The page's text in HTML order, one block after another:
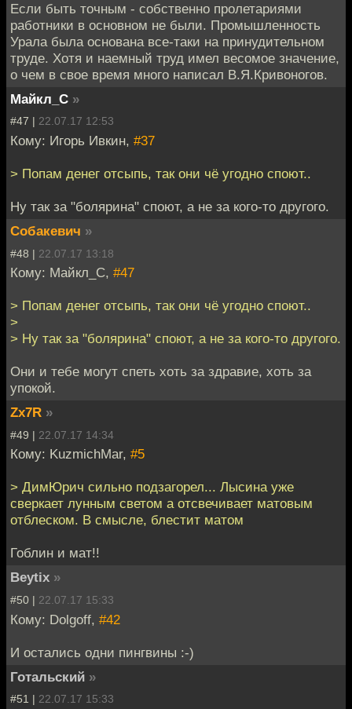
Если быть точным - собственно пролетариями
работники в основном не были. Промышленность
Урала была основана все-таки на принудительном
труде. Хотя и наемный труд имел весомое значение,
о чем в свое время много написал В.Я.Кривоногов.
Майкл_С »
#47 | 22.07.17 12:53
Кому: Игорь Ивкин, #37
> Попам денег отсыпь, так они чё угодно споют..
Ну так за "болярина" споют, а не за кого-то другого.
Собакевич »
#48 | 22.07.17 13:18
Кому: Майкл_С, #47
> Попам денег отсыпь, так они чё угодно споют..
>
> Ну так за "болярина" споют, а не за кого-то другого.
Они и тебе могут спеть хоть за здравие, хоть за
упокой.
Zx7R »
#49 | 22.07.17 14:34
Кому: KuzmichMar, #5
> ДимЮрич сильно подзагорел... Лысина уже
сверкает лунным светом а отсвечивает матовым
отблеском. В смысле, блестит матом
Гоблин и мат!!
Beytix »
#50 | 22.07.17 15:33
Кому: Dolgoff, #42
И остались одни пингвины :-)
Готальский »
#51 | 22.07.17 15:33